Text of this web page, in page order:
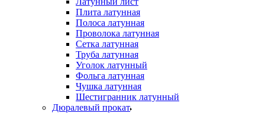
Плита латунная
Полоса латунная
Проволока латунная
Сетка латунная
Труба латунная
Уголок латунный
Фольга латунная
Чушка латунная
Шестигранник латунный
Дюралевый прокат